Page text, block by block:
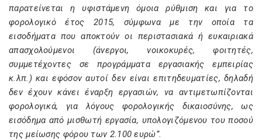
παρατείνεται η υφιστάμενη όμοια ρύθμιση και για το
φορολογικό έτος 2015, σύμφωνα με την οποία τα
εισοδήματα που αποκτούν οι περιστασιακά ή ευκαιριακά
απασχολούμενοι (άνεργοι, νοικοκυρές, φοιτητές,
συμμετέχοντες σε προγράμματα εργασιακής εμπειρίας
κ.λπ.) και εφόσον αυτοί δεν είναι επιτηδευματίες, δηλαδή
δεν έχουν κάνει έναρξη εργασιών, να αντιμετωπίζονται
φορολογικά, για λόγους φορολογικής δικαιοσύνης, ως
εισόδημα από μισθωτή εργασία, υπολογιζόμενου του ποσού
της μείωσης φόρου των 2.100 ευρώ”.